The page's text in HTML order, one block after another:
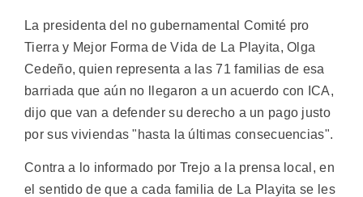
La presidenta del no gubernamental Comité pro
Tierra y Mejor Forma de Vida de La Playita, Olga
Cedeño, quien representa a las 71 familias de esa
barriada que aún no llegaron a un acuerdo con ICA,
dijo que van a defender su derecho a un pago justo
por sus viviendas "hasta la últimas consecuencias".
Contra a lo informado por Trejo a la prensa local, en
el sentido de que a cada familia de La Playita se les